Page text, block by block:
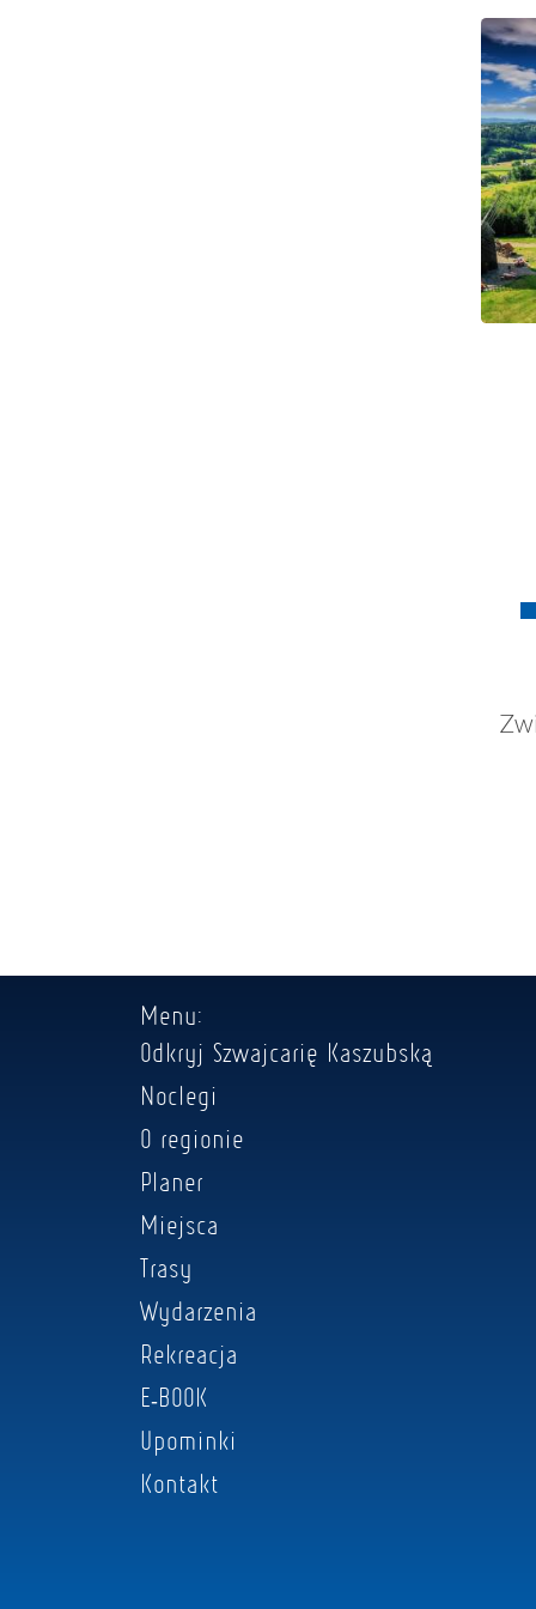
Menu:
Odkryj Szwajcarię Kaszubską
Noclegi
O regionie
Planer
Miejsca
Trasy
Wydarzenia
Rekreacja
E-BOOK
Upominki
Kontakt